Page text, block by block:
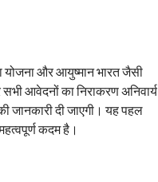
योजना और आयुष्मान भारत जैसी
आवेदनों का निराकरण अनिवार्य
जानकारी दी जाएगी। यह पहल
कदम है।